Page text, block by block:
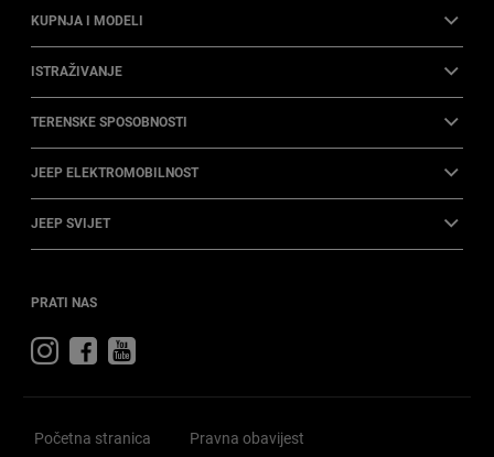
KUPNJA I MODELI​
ISTRAŽIVANJE
TERENSKE SPOSOBNOSTI​
JEEP ELEKTROMOBILNOST​
JEEP SVIJET
PRATI NAS
Posjetite
na
Instagramu
Posjetite
na
Facebooku
Posjetite
na
YouTubeu
Početna stranica Pravna obavijest